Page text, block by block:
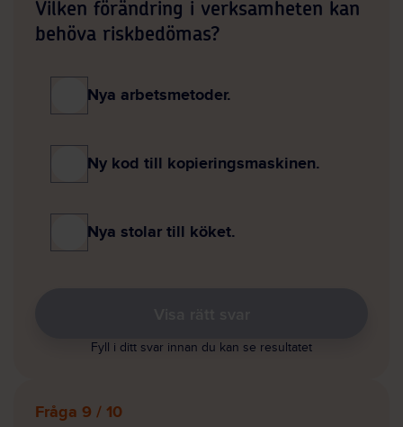
Vilken förändring i verksamheten kan
behöva riskbedömas?
Nya arbetsmetoder.
Ny kod till kopieringsmaskinen.
Nya stolar till köket.
Fyll i ditt svar innan du kan se resultatet
Fråga 9 / 10